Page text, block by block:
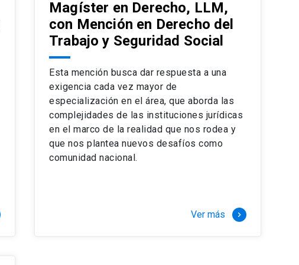
Magíster en Derecho, LLM,
con Mención en Derecho del
Trabajo y Seguridad Social
Esta mención busca dar respuesta a una
exigencia cada vez mayor de
especialización en el área, que aborda las
complejidades de las instituciones jurídicas
en el marco de la realidad que nos rodea y
que nos plantea nuevos desafíos como
comunidad nacional.
Ver más keyboard_arrow_right